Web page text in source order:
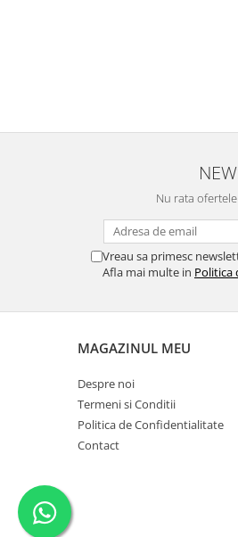
Nu rata
Vreau sa primesc
Afla mai multe in Politica
MAGAZINUL MEU
Despre noi
Termeni si Conditii
Politica de Confidentialitate
Contact